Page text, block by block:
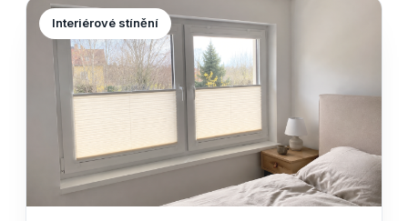
Interiérové stínění